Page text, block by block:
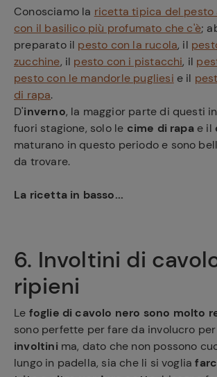
Conosciamo la ricetta tipica del pesto
con il basilico più profumato che c'è;
preparato il pesto con la rucola, il
zucchine, il pesto con i pistacchi, il
pesto con le mandorle pugliesi e il
di rapa.
D'inverno, la maggior parte di questi
fuori stagione, solo le cime di rapae il
maturano in questo periodo e sono
da trovare.
La ricetta in basso...
6. Involtini di
ripieni
Le foglie di cavolo nero sono molto
sono perfette per fare da involucro
involtinima, dato che non possono
lungo in padella, sia che li si voglia
Ricette
preferite